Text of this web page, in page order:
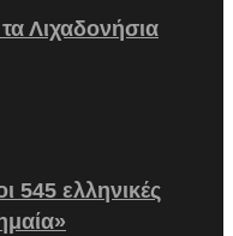
Λιχαδονήσια
545 ελληνικές